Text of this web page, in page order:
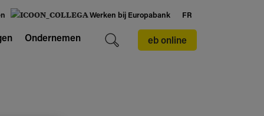
Ondernemen eb online
Werken bij Europabank FR